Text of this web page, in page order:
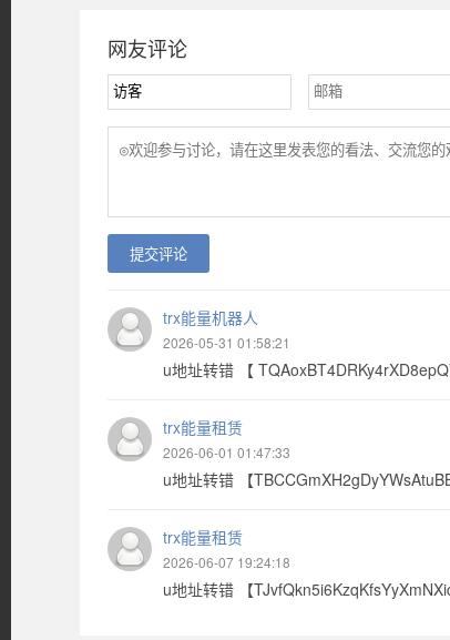
网友评论
提交评论
trx能量机器人
2026-05-31 01:58:21
u地址转错 【
trx能量租赁
2026-06-01 01:47:33
u地址转错 【
trx能量租赁
2026-06-07 19:24:18
u地址转错 【